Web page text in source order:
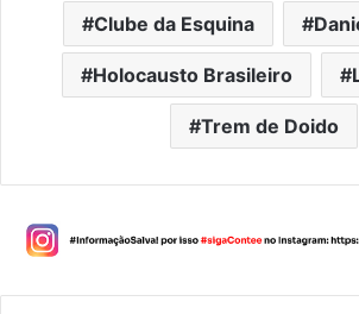
Clube da Esquina
Holocausto Brasileiro
Trem de Doido